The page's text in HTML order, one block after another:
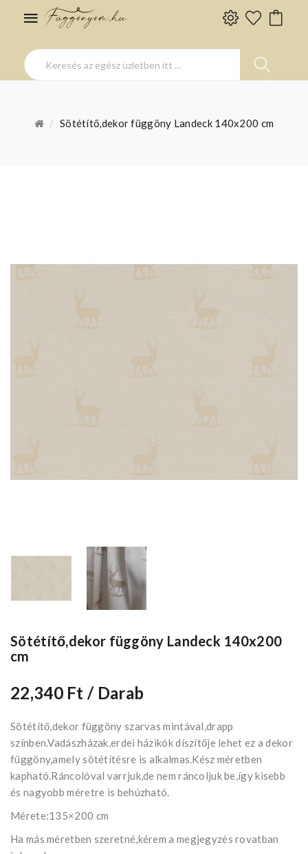
Sötétítő,dekor függöny Landeck 140x200 cm
Sötétítő,dekor függöny Landeck 140x200
cm
22,340 Ft/ Darab
Sötétítő,dekor függöny szarvas mintával,drapp
színben.Vadászházak,erdei házikók díszítője lehet ez a dekor
függöny,amely sötétítésre is alkalmas.Kész méretben
kapható.Ráncolóval varrjuk,de nem ráncoljuk be,így kisebb
és nagyobb méretre is behúzható.
Mérete:135×200 cm
Ha más méretben szeretné,kérem a megjegyzés rovatban